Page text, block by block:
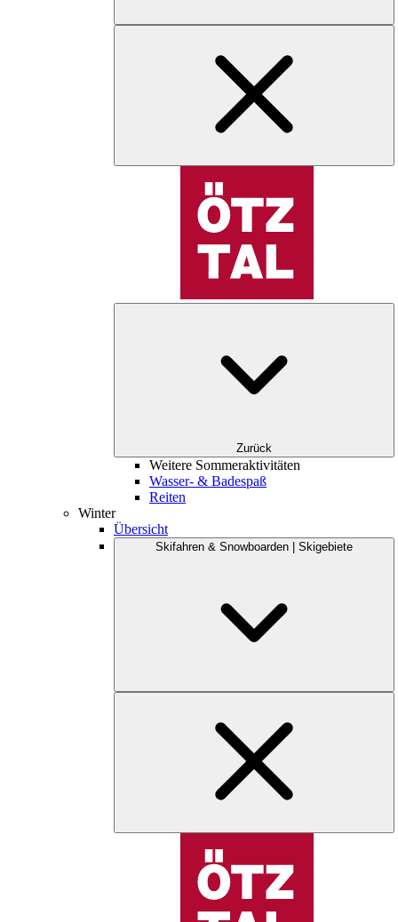
Zurück
Weitere Sommeraktivitäten
Wasser- & Badespaß
Reiten
Winter
Übersicht
Skifahren & Snowboarden | Skigebiete